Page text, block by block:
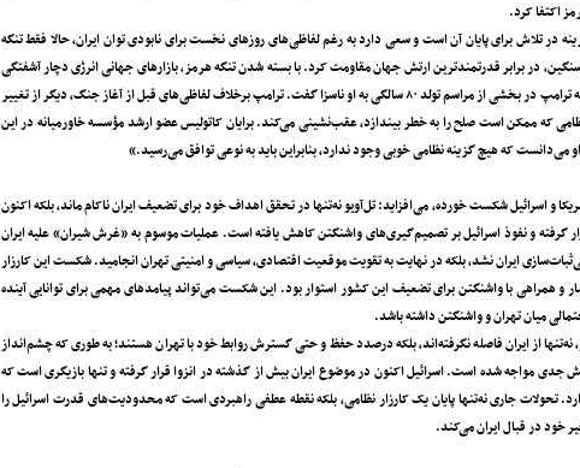
اکتفا کرد.
در تلاش برای پایان آن است و سعی دارد به رغم لفاظی‌های روزهای نخست برای نابودی توان ایران، حالا فقط تنگه
در برابر قدرتمندترین ارتش جهان مقاومت کرد. با بسته شدن تنگه هرمز، بازارهای جهانی انرژی دچار آشفتگی
شده و چنان شکافی میان رئیس‌جمهوری آمریکا و نخست‌وزیر اسرائیل ایجاد شد که ترامپ در بخشی از مراسم تولد ۸۰ سالگی به او ناسزا گفت. ترامپ برخلاف لفاظی‌های قبل از آغاز جنگ، دیگر از تغییر
که ممکن است صلح را به خطر بیندازد، عقب‌نشینی می‌کند. برایان کاتولیس عضو ارشد مؤسسه خاورمیانه در این
که هیچ گزینه نظامی خوبی وجود ندارد، بنابراین باید به نوعی توافق می‌رسید.»
و اسرائیل شکست خورده، می‌افزاید: تل‌آویو نه‌تنها در تحقق اهداف خود برای تضعیف ایران ناکام ماند، بلکه اکنون
گرفته و نفوذ اسرائیل بر تصمیم‌گیری‌های واشنگتن کاهش یافته است. عملیات موسوم به «غرش شیران» علیه ایران
ایران نشد، بلکه در نهایت به تقویت موقعیت اقتصادی، سیاسی و امنیتی تهران انجامید. شکست این کارزار
و همراهی با واشنگتن برای تضعیف این کشور استوار بود. این شکست می‌تواند پیامدهای مهمی برای توانایی آینده
میان تهران و واشنگتن داشته باشد.
از ایران فاصله نگرفته‌اند، بلکه درصدد حفظ و حتی گسترش روابط خود با تهران هستند؛ به طوری که چشم‌انداز
جدی مواجه شده است. اسرائیل اکنون در موضوع ایران بیش از گذشته در انزوا قرار گرفته و تنها بازیگری است که
تحولات جاری نه‌تنها پایان یک کارزار نظامی، بلکه نقطه عطفی راهبردی است که محدودیت‌های قدرت اسرائیل را
خود در قبال ایران می‌کند.